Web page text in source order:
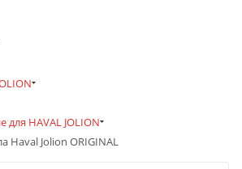
HAVAL JOLION
Haval Jolion ORIGINAL